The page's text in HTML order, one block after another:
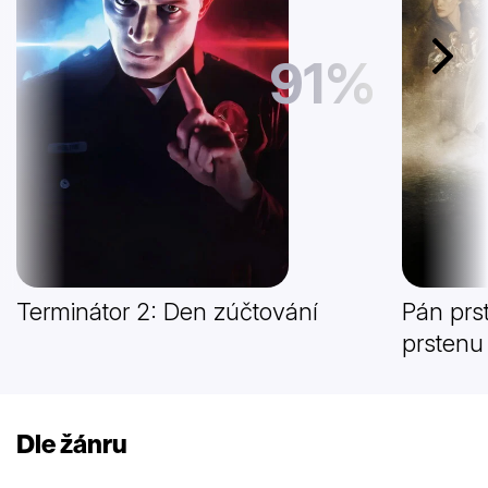
Další
91%
Terminátor 2: Den zúčtování
Pán
prstenu
Dle žánru